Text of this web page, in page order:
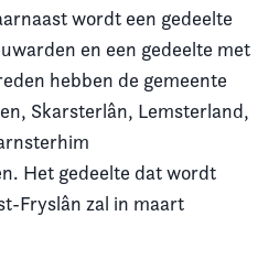
wordt een gedeelte
en een gedeelte met
hebben de gemeente
Skarsterlân, Lemsterland,
Het gedeelte dat wordt
Fryslân zal in maart